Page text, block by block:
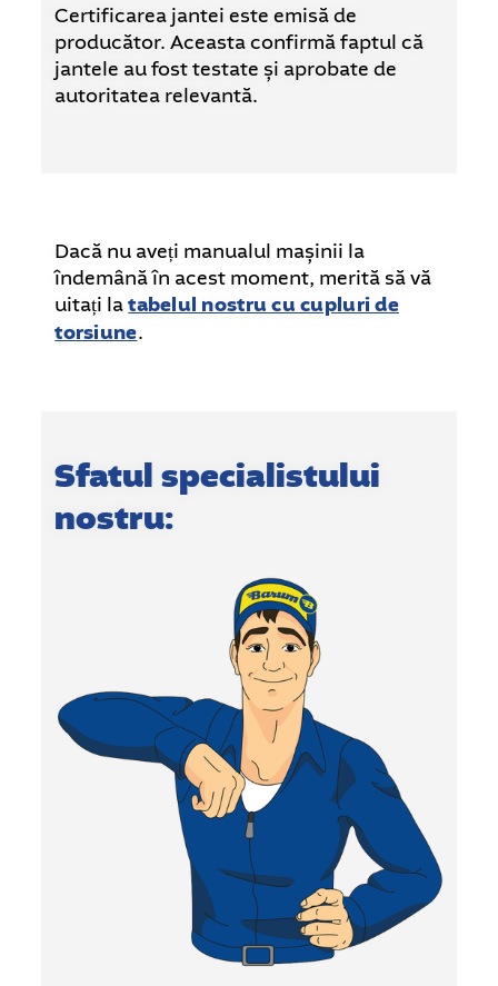
Certificarea jantei este emisă de
producător. Aceasta confirmă faptul că
jantele au fost testate și aprobate de
autoritatea relevantă.
Dacă nu aveți manualul mașinii la
îndemână în acest moment, merită să vă
uitați latabelul nostru cu cupluri de
torsiune.
Sfatul specialistului
nostru: